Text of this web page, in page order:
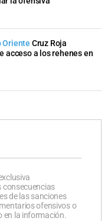
Oriente Cruz Roja
acceso a los rehenes en
consecuencias
de las sanciones
ofensivos o
en la información.